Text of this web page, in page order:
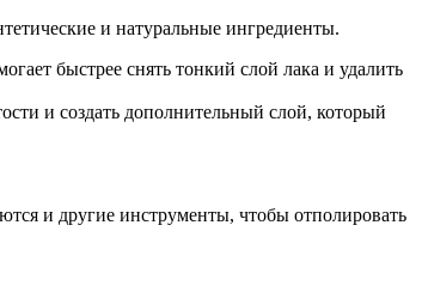
и натуральные ингредиенты.
быстрее снять тонкий слой лака и удалить
и создать дополнительный слой, который
и другие инструменты, чтобы отполировать